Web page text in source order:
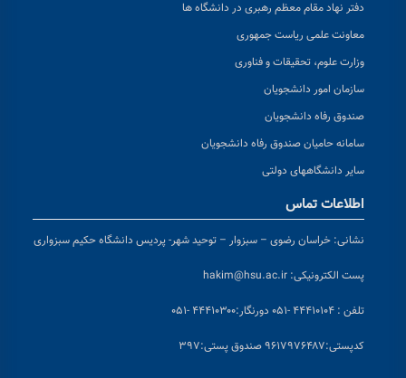
دفتر نهاد مقام معظم رهبری در دانشگاه ها
معاونت علمی ریاست جمهوری
وزارت علوم، تحقیقات و فناوری
سازمان امور دانشجویان
صندوق رفاه دانشجویان
سامانه حامیان صندوق رفاه دانشجویان
سایر دانشگاههای دولتی
اطلاعات تماس
نشانی: خراسان رضوی – سبزوار – توحید شهر- پردیس دانشگاه حکیم سبزواری
پست الکترونیکی: hakim@hsu.ac.ir
تلفن : ۴۴۴۱۰۱۰۴ -۰۵۱ دورنگار:۴۴۴۱۰۳۰۰ -۰۵۱
کدپستی:۹۶۱۷۹۷۶۴۸۷ صندوق پستی:۳۹۷